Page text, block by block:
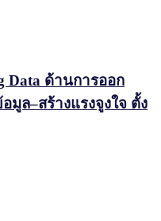
Data ด้านการออก
มูล–สร้างแรงจูงใจ ตั้ง